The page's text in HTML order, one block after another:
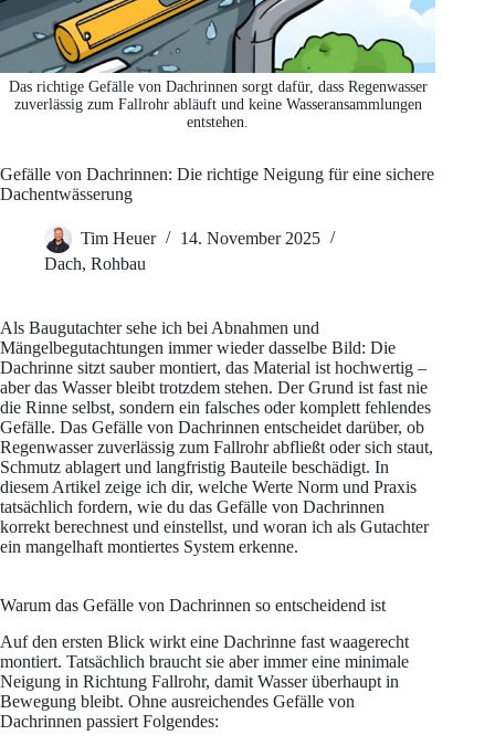
Das richtige Gefälle von Dachrinnen sorgt dafür, dass Regenwasser
zuverlässig zum Fallrohr abläuft und keine Wasseransammlungen
entstehen.
Gefälle von Dachrinnen: Die richtige Neigung für eine sichere
Dachentwässerung
Tim Heuer
14. November 2025
Dach, Rohbau
Als Baugutachter sehe ich bei Abnahmen und
Mängelbegutachtungen immer wieder dasselbe Bild: Die
Dachrinne sitzt sauber montiert, das Material ist hochwertig –
aber das Wasser bleibt trotzdem stehen. Der Grund ist fast nie
die Rinne selbst, sondern ein falsches oder komplett fehlendes
Gefälle. Das Gefälle von Dachrinnen entscheidet darüber, ob
Regenwasser zuverlässig zum Fallrohr abfließt oder sich staut,
Schmutz ablagert und langfristig Bauteile beschädigt. In
diesem Artikel zeige ich dir, welche Werte Norm und Praxis
tatsächlich fordern, wie du das Gefälle von Dachrinnen
korrekt berechnest und einstellst, und woran ich als Gutachter
ein mangelhaft montiertes System erkenne.
Warum das Gefälle von Dachrinnen so entscheidend ist
Auf den ersten Blick wirkt eine Dachrinne fast waagerecht
montiert. Tatsächlich braucht sie aber immer eine minimale
Neigung in Richtung Fallrohr, damit Wasser überhaupt in
Bewegung bleibt. Ohne ausreichendes Gefälle von
Dachrinnen passiert Folgendes: